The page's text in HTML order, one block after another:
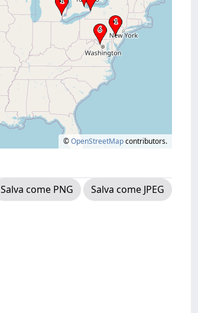
©OpenStreetMapcontributors.
Salva come PNG
Salva come JPEG